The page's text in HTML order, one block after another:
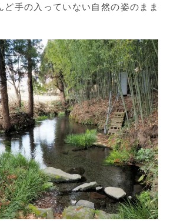
ど手の入っていない自然の姿のまま